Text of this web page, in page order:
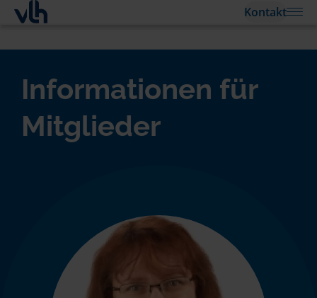
Kontakt
Informationen für
Mitglieder